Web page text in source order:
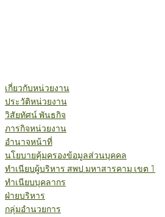
เกี่ยวกับหน่วยงาน
ประวัติหน่วยงาน
วิสัยทัศน์ พันธกิจ
ภารกิจหน่วยงาน
อำนาจหน้าที่
นโยบายคุ้มครองข้อมูลส่วนบุคคล
ทำเนียบผู้บริหาร สพป.มหาสารคาม เขต 1
ทำเนียบบุคลากร
ฝ่ายบริหาร
กลุ่มอำนวยการ